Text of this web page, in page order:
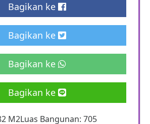
Bagikan ke
Bagikan ke
Bagikan ke
Bagikan ke
M2Luas Bangunan: 705